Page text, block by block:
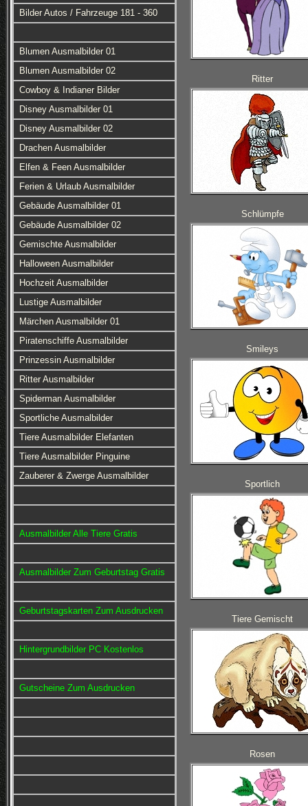
Bilder Autos / Fahrzeuge 181 - 360
Blumen Ausmalbilder 01
Blumen Ausmalbilder 02
Cowboy & Indianer Bilder
Disney Ausmalbilder 01
Disney Ausmalbilder 02
Drachen Ausmalbilder
Elfen & Feen Ausmalbilder
Ferien & Urlaub Ausmalbilder
Gebäude Ausmalbilder 01
Gebäude Ausmalbilder 02
Gemischte Ausmalbilder
Halloween Ausmalbilder
Hochzeit Ausmalbilder
Lustige Ausmalbilder
Märchen Ausmalbilder 01
Piratenschiffe Ausmalbilder
Prinzessin Ausmalbilder
Ritter Ausmalbilder
Spiderman Ausmalbilder
Sportliche Ausmalbilder
Tiere Ausmalbilder Elefanten
Tiere Ausmalbilder Pinguine
Zauberer & Zwerge Ausmalbilder
Ausmalbilder Alle Tiere Gratis
Ausmalbilder Zum Geburtstag Gratis
Geburtstagskarten Zum Ausdrucken
Hintergrundbilder PC Kostenlos
Gutscheine Zum Ausdrucken
Ritter
Schlümpfe
Smileys
Sportlich
Tiere Gemischt
Rosen